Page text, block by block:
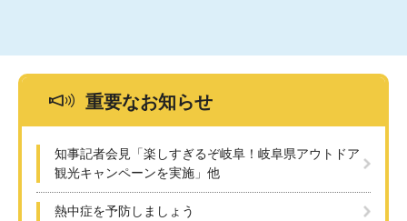
重要なお知らせ
知事記者会見「楽しすぎるぞ岐阜！岐阜県アウトドア
観光キャンペーンを実施」他
熱中症を予防しましょう